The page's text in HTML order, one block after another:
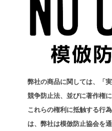
弊社の商品に関しては、「
競争防止法、並びに著作権
これらの権利に抵触する行
は、弊社は模倣防止協会を